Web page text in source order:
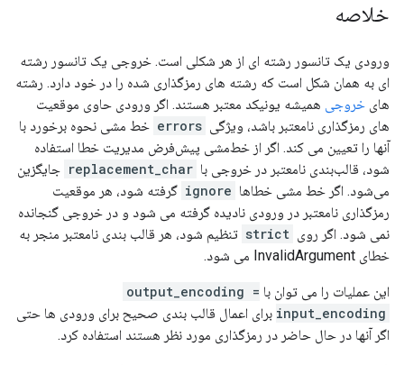
خلاصه
ورودی یک تانسور رشته ای از هر شکلی است. خروجی یک تانسور رشته
ای به همان شکل است که رشته های رمزگذاری شده را در خود دارد. رشته
های خروجی همیشه یونیکد معتبر هستند. اگر ورودی حاوی موقعیت
های رمزگذاری نامعتبر باشد، ویژگی errors خط مشی نحوه برخورد با
آنها را تعیین می کند. اگر از خط‌مشی پیش‌فرض مدیریت خطا استفاده
شود، قالب‌بندی نامعتبر در خروجی با replacement_char جایگزین
می‌شود. اگر خط مشی خطاها ignore گرفته شود، هر موقعیت
رمزگذاری نامعتبر در ورودی نادیده گرفته می شود و در خروجی گنجانده
نمی شود. اگر روی strict تنظیم شود، هر قالب بندی نامعتبر منجر به
خطای InvalidArgument می شود.
این عملیات را می توان با output_encoding =
input_encoding برای اعمال قالب بندی صحیح برای ورودی ها حتی
اگر آنها در حال حاضر در رمزگذاری مورد نظر هستند استفاده کرد.